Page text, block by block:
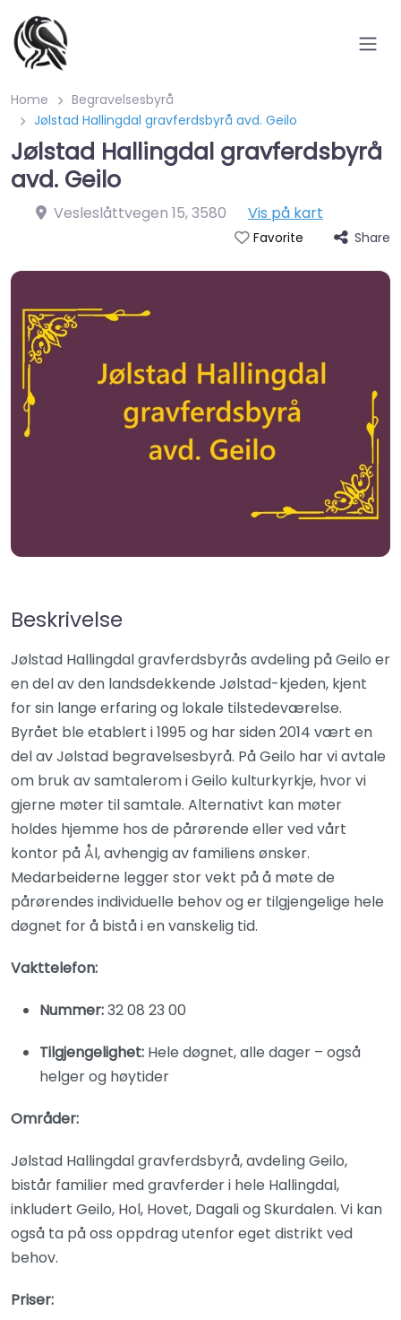
Home
Begravelsesbyrå
Jølstad Hallingdal gravferdsbyrå avd. Geilo
Jølstad Hallingdal gravferdsbyrå
avd. Geilo
Vesleslåttvegen 15,3580 Vis på kart
Favorite Share
Beskrivelse
Jølstad Hallingdal gravferdsbyrås avdeling på Geilo er
en del av den landsdekkende Jølstad-kjeden, kjent
for sin lange erfaring og lokale tilstedeværelse.
Byrået ble etablert i 1995 og har siden 2014 vært en
del av Jølstad begravelsesbyrå. På Geilo har vi avtale
om bruk av samtalerom i Geilo kulturkyrkje, hvor vi
gjerne møter til samtale. Alternativt kan møter
holdes hjemme hos de pårørende eller ved vårt
kontor på Ål, avhengig av familiens ønsker.
Medarbeiderne legger stor vekt på å møte de
pårørendes individuelle behov og er tilgjengelige hele
døgnet for å bistå i en vanskelig tid.
Vakttelefon:
Nummer:32 08 23 00
Tilgjengelighet: Hele døgnet, alle dager – også
helger og høytider
Områder:
Jølstad Hallingdal gravferdsbyrå, avdeling Geilo,
bistår familier med gravferder i hele Hallingdal,
inkludert Geilo, Hol, Hovet, Dagali og Skurdalen. Vi kan
også ta på oss oppdrag utenfor eget distrikt ved
behov.
Priser: